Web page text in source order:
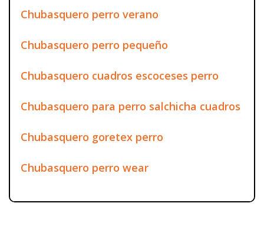
Chubasquero perro verano
Chubasquero perro pequeño
Chubasquero cuadros escoceses perro
Chubasquero para perro salchicha cuadros
Chubasquero goretex perro
Chubasquero perro wear